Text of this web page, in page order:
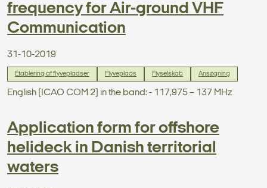
frequency for Air-ground VHF
Communication
31-10-2019
Etablering af flyvepladser Flyveplads Flyselskab Ansøgning
English (ICAO COM 2) in the band: - 117,975 – 137 MHz
Application form for offshore
helideck in Danish territorial
waters